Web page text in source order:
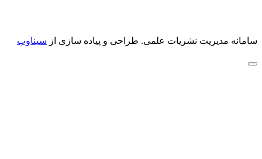
سامانه مدیریت نشریات علمی. طراحی و پیاده سازی از سیناوب